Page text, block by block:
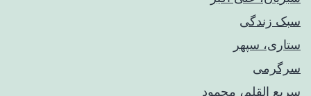
سبک زندگی
ستاری، سپهر
سرگرمی
سریع القلم، محمود